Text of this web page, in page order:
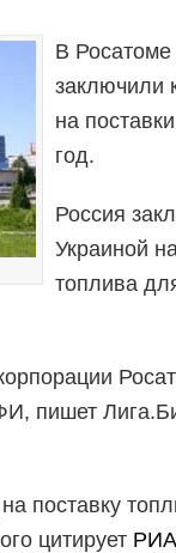
В
заключили
на
год.
Россия
Украиной
топлива
пишет
поставку
цитирует